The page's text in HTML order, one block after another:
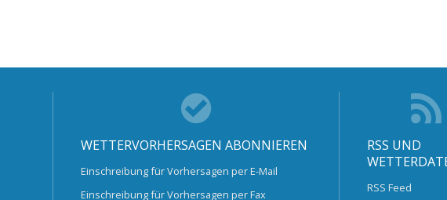
WETTERVORHERSAGEN ABONNIEREN
Einschreibung für Vorhersagen per E-Mail
Einschreibung für Vorhersagen per Fax
RSS UND
RSS Feed